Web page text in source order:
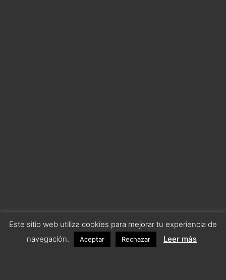
Este sitio web utiliza cookies para mejorar tu experiencia de
navegación.
Aceptar Rechazar Leer más